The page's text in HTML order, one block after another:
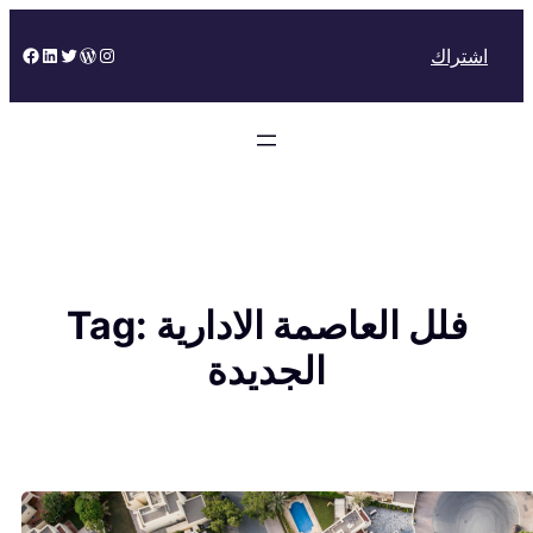
to
Facebook
LinkedIn
Twitter
WordPress
Instagram اشتراك
Tag: فلل العاصمة الادارية
الجديدة